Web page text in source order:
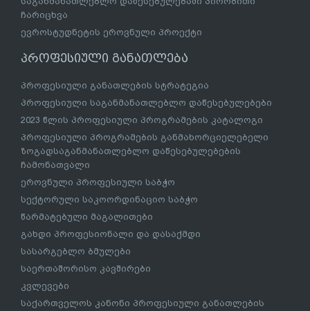
ჩარიცხვა
ევროსტუდნეტის ეროვნული პროექტი
პროფესიული განათლება
პროფესიული განათლების სტრატეგია
პროფესიული საგანმანათლებლო დაწესებულებები
2023 წლის პროფესიული პროგრამების კატალოგი
პროფესიული პროგრამების განმახორციელებელი
ზოგადსაგანმანათლებლო დაწესებულებების
ჩამონათვალი
ეროვნული პროფესიული საბჭო
სექტორული საკოორდინაციო საბჭო
წარმატებული მაგალითები
გახდი პროფესიონალი და დასაქმდი
სასარგებლო ბმულები
საერთაშორისო კავშირები
კვლევები
საქართველოს კანონი პროფესიული განათლების